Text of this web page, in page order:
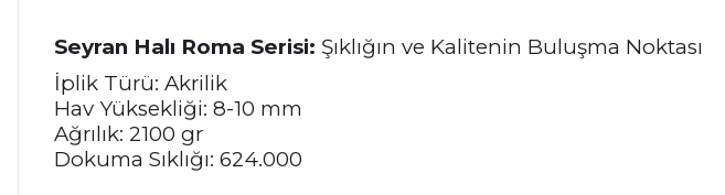
Seyran Halı Roma Serisi: Şıklığın ve Kalitenin Buluşma Noktası
İplik Türü: Akrilik
Hav Yüksekliği: 8-10 mm
Ağrılık: 2100 gr
Dokuma Sıklığı: 624.000